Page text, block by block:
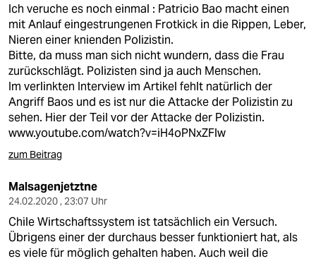
Ich veruche es noch einmal : Patricio Bao macht einen
mit Anlauf eingestrungenen Frotkick in die Rippen, Leber,
Nieren einer knienden Polizistin.
Bitte, da muss man sich nicht wundern, dass die Frau
zurückschlägt. Polizisten sind ja auch Menschen.
Im verlinkten Interview im Artikel fehlt natürlich der
Angriff Baos und es ist nur die Attacke der Polizistin zu
sehen. Hier der Teil vor der Attacke der Polizistin.
www.youtube.com/watch?v=iH4oPNxZFlw
zum Beitrag
Malsagenjetztne
24.02.2020 , 23:07 Uhr
Chile Wirtschaftssystem ist tatsächlich ein Versuch.
Übrigens einer der durchaus besser funktioniert hat, als
es viele für möglich gehalten haben. Auch weil die